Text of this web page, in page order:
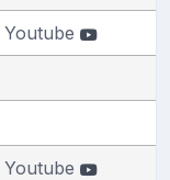
Youtube
Youtube